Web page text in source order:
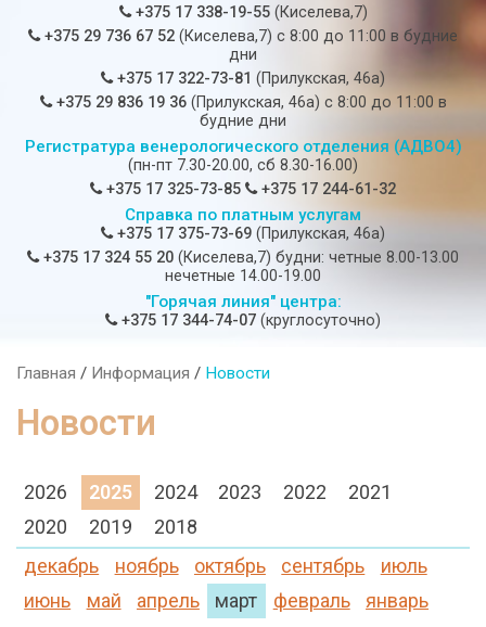
+375 17 338-19-55(Киселева,7)
+375 29 736 67 52 (Киселева,7) c 8:00 до 11:00 в будние
дни
+375 17 322-73-81 (Прилукская, 46а)
+375 29 836 19 36(Прилукская, 46а) c 8:00 до 11:00 в
будние дни
Регистратура венерологического отделения (АДВО4)
(пн-пт 7.30-20.00, сб 8.30-16.00)
+375 17 325-73-85
+375 17 244-61-32
Справка по платным услугам
+375 17 375-73-69 (Прилукская, 46а)
+375 17 324 55 20 (Киселева,7) будни: четные 8.00-13.00
нечетные 14.00-19.00
"Горячая линия" центра:
+375 17 344-74-07 (круглосуточно)
Главная / Информация / Новости
Новости
2026 2025 2024 2023 2022
2021
2020
2019
2018
декабрь
ноябрь октябрь сентябрь
июль
июнь
май апрель март февраль январь